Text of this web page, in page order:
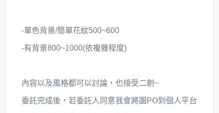
-單色背景/簡單花紋500~600
-有背景800~1000(依複雜程度)
內容以及風格都可以討論，也接受二創~
委託完成後，若委託人同意我會將圖PO到個人平台